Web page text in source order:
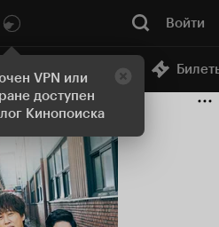
VPN или
доступен
Кинопоиска
Войти
Онлайн-кинотеатр